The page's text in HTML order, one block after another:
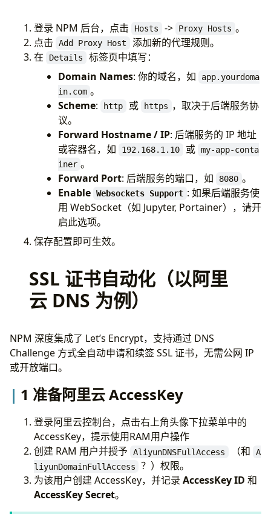
登录 NPM 后台，点击 Hosts -> Proxy Hosts 。
点击
Add Proxy Host
添加新的代理规则。
在
Details
标签页中填写：
Domain Names: 你的域名，如
app.yourdoma
in.com 。
Scheme: http 或 https ，取决于后端服务协
议。
Forward Hostname / IP: 后端服务的 IP 地址
或容器名，如
192.168.1.10 或 my-app-conta
iner 。
Forward Port: 后端服务的端口，如 8080 。
Enable Websockets Support : 如果后端服务使
用 WebSocket（如 Jupyter, Portainer），请开
启此选项。
保存配置即可生效。
SSL 证书自动化（以阿里
云 DNS 为例）
NPM 深度集成了 Let’s Encrypt，支持通过 DNS
Challenge 方式全自动申请和续签 SSL 证书，无需公网 IP
或开放端口。
1 准备阿里云 AccessKey
登录阿里云控制台，点击右上角头像下拉菜单中的
AccessKey，提示使用RAM用户操作
创建 RAM 用户并授予
AliyunDNSFullAccess （和
A
liyunDomainFullAccess
？）权限。
为该用户创建 AccessKey，并记录 AccessKey ID 和
AccessKey Secret。